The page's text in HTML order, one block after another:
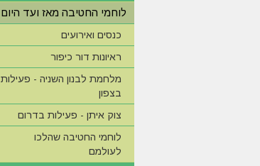
לוחמי החטיבה מאז ועד היום
כנסים ואירועים
ראיונות דור כיפור
מלחמת לבנון השניה - פעילות
בצפון
צוק איתן - פעילות בדרום
לוחמי החטיבה שהלכו
לעולמם